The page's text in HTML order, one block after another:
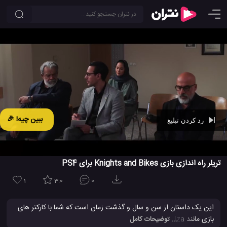
ببین چیه! 🎉
تریلر راه اندازی بازی Knights and Bikes برای PS4
1 3.0 0
این یک داستان از سن و سال و گذشت زمان است که شما با کارکتر های
... توضیحات کامل